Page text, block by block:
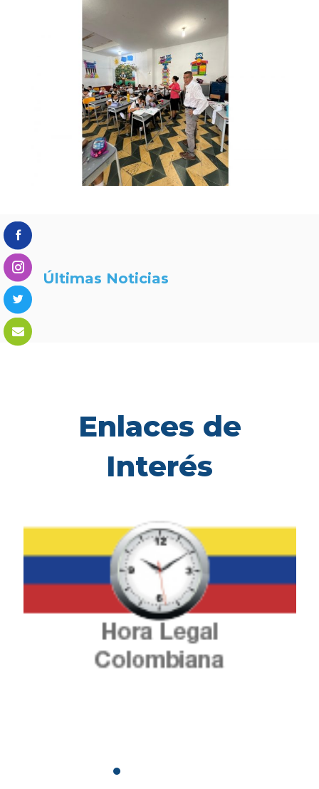
Últimas Noticias
Enlaces de
Interés